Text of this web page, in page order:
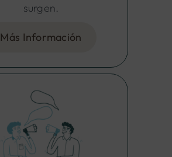
surgen.
Más Información